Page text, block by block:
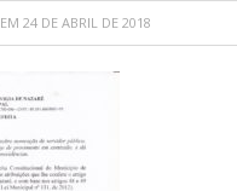
EM 24 DE ABRIL DE 2018